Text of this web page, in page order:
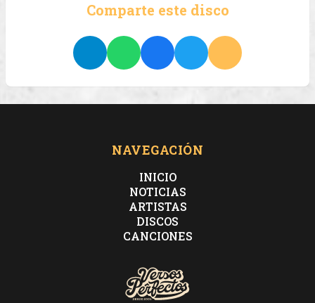
Comparte este disco
NAVEGACIÓN
INICIO
NOTICIAS
ARTISTAS
DISCOS
CANCIONES